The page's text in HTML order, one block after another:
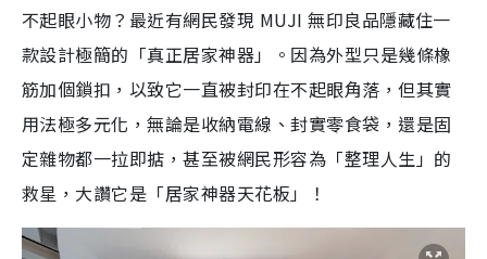
不起眼小物？最近有網民發現 MUJI 無印良品隱藏住一
款設計極簡的「真正居家神器」。因為外型只是幾條橡
筋加個鎖扣，以致它一直被封印在不起眼角落，但其實
用法極多元化，無論是收納電線、封實零食袋，還是固
定雜物都一拉即掂，甚至被網民形容為「整理人生」的
救星，大讚它是「居家神器天花板」！